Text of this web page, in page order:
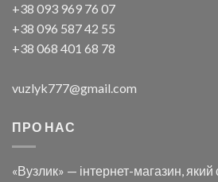
+38 093 969 76 07
+38 096 587 42 55
+38 068 401 68 78
vuzlyk777@gmail.com
ПРО НАС
«Вузлик» — інтернет-магазин, який